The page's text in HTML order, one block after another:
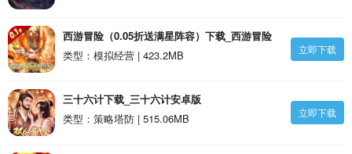
西游冒险（0.05折送满星阵容）下载_西游冒险
（0.05折送满星阵容）安卓版
类型：模拟经营 | 423.2MB 立即下载
三十六计下载_三十六计安卓版
类型：策略塔防 | 515.06MB
立即下载